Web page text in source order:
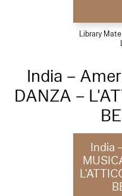
Library
India –
DANZA –
India